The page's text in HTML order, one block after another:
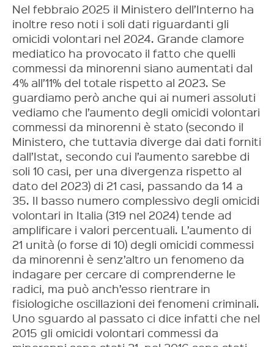
Nel febbraio 2025 il Ministero dell’Interno ha
inoltre reso noti i soli dati riguardanti gli
omicidi volontari nel 2024. Grande clamore
mediatico ha provocato il fatto che quelli
commessi da minorenni siano aumentati dal
4% all’11% del totale rispetto al 2023. Se
guardiamo però anche qui ai numeri assoluti
vediamo che l’aumento degli omicidi volontari
commessi da minorenni è stato (secondo il
Ministero, che tuttavia diverge dai dati forniti
dall’Istat, secondo cui l’aumento sarebbe di
soli 10 casi, per una divergenza rispetto al
dato del 2023) di 21 casi, passando da 14 a
35. Il basso numero complessivo degli omicidi
volontari in Italia (319 nel 2024) tende ad
amplificare i valori percentuali. L’aumento di
21 unità (o forse di 10) degli omicidi commessi
da minorenni è senz’altro un fenomeno da
indagare per cercare di comprenderne le
radici, ma può anch’esso rientrare in
fisiologiche oscillazioni dei fenomeni criminali.
Uno sguardo al passato ci dice infatti che nel
2015 gli omicidi volontari commessi da